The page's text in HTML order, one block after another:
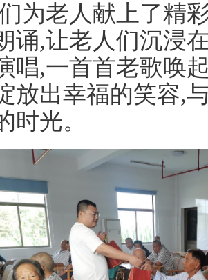
为老人献上了精
诵,让老人们沉浸
唱,一首首老歌唤
放出幸福的笑容,
时光。